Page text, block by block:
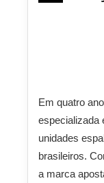
Em quatro
especializada
unidades
brasileiros.
a marca